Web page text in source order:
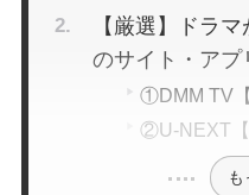
【厳選】ドラ
のサイト・アプ
①DMM TV【
②U-NEXT【
も